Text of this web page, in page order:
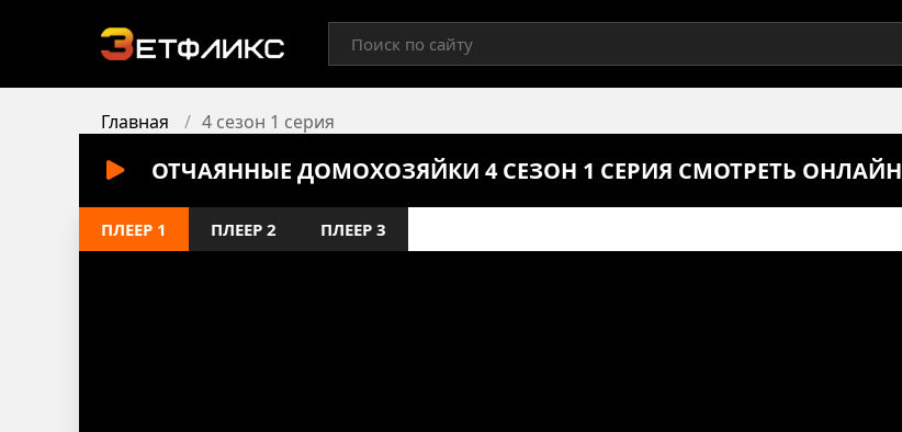
Главная 4 сезон 1 серия
ОТЧАЯННЫЕ ДОМОХОЗЯЙКИ 4 СЕЗОН 1 СЕРИЯ СМОТРЕТЬ ОНЛАЙН
ПЛЕЕР 1 ПЛЕЕР 2 ПЛЕЕР 3